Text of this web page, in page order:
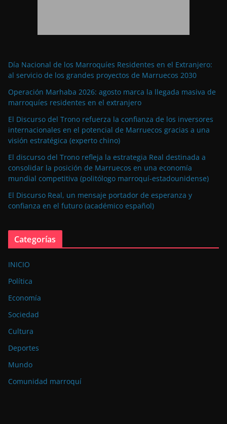
Día Nacional de los Marroquíes Residentes en el Extranjero:
al servicio de los grandes proyectos de Marruecos 2030
Operación Marhaba 2026: agosto marca la llegada masiva de
marroquíes residentes en el extranjero
El Discurso del Trono refuerza la confianza de los inversores
internacionales en el potencial de Marruecos gracias a una
visión estratégica (experto chino)
El discurso del Trono refleja la estrategia Real destinada a
consolidar la posición de Marruecos en una economía
mundial competitiva (politólogo marroquí-estadounidense)
El Discurso Real, un mensaje portador de esperanza y
confianza en el futuro (académico español)
Categorías
INICIO
Política
Economía
Sociedad
Cultura
Deportes
Mundo
Comunidad marroquí